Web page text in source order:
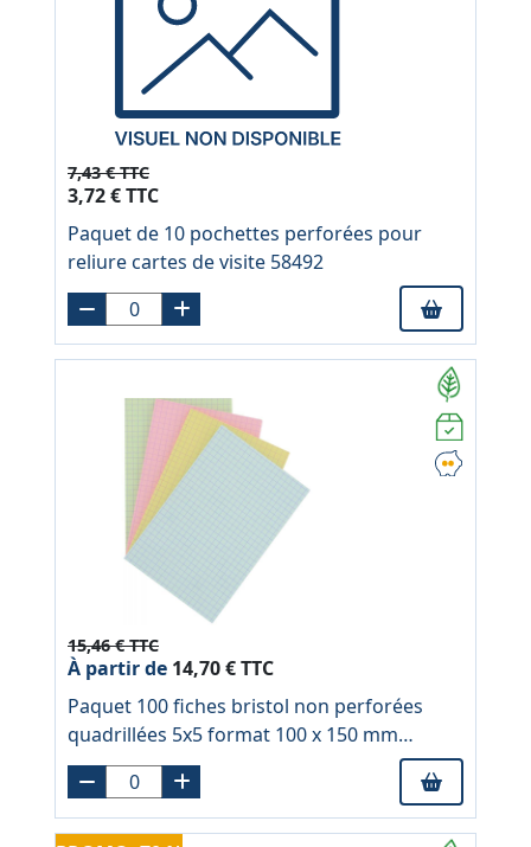
7,43 € TTC
3,72 € TTC
Paquet de 10 pochettes perforées pour
reliure cartes de visite 58492
15,46 € TTC
À partir de 14,70 € TTC
Paquet 100 fiches bristol non perforées
quadrillées 5x5 format 100 x 150 mm
couleurs assorties